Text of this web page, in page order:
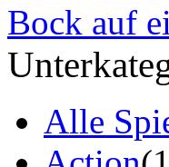
Bock auf
Alle